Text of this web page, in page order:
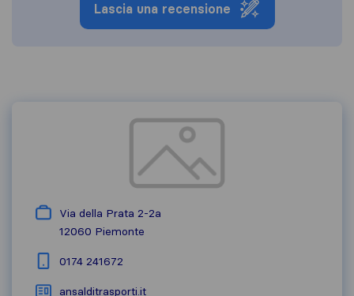
Lascia una recensione
Via della Prata 2-2a
12060 Piemonte
0174 241672
ansalditrasporti.it